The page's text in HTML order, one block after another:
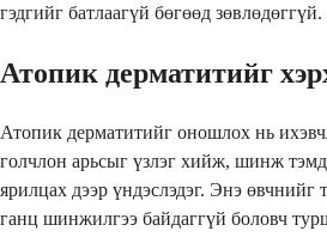
гэдгийг батлаагүй бөгөөд зөвлөдөггүй.
Атопик дерматитийг
Атопик дерматитийг оношлох нь
голчлон арьсыг үзлэг хийж, шинж
ярилцах дээр үндэслэдэг. Энэ
ганц шинжилгээ байдаггүй боловч